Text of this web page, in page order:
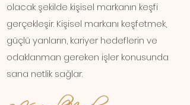
olacak şekilde kişisel markanın keşfi
gerçekleşir. Kişisel markanı keşfetmek,
güçlü yanların, kariyer hedeflerin ve
odaklanman gereken işler konusunda
sana netlik sağlar.